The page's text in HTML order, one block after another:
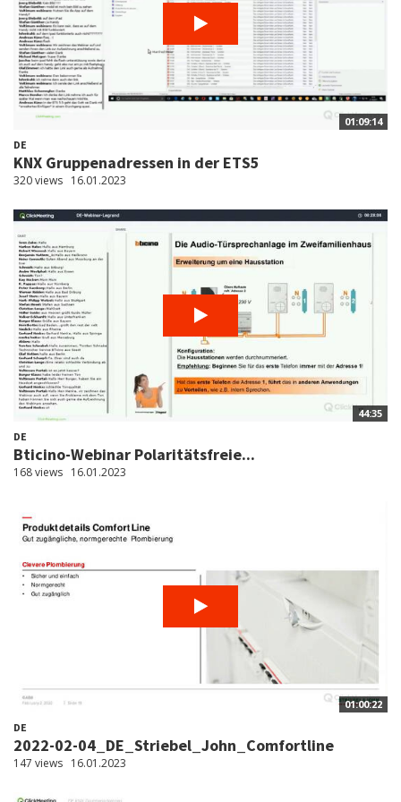
01:09:14
DE
KNX Gruppenadressen in der ETS5
320 views 16.01.2023
44:35
DE
Bticino-Webinar Polaritätsfreie...
168 views 16.01.2023
01:00:22
DE
2022-02-04_DE_Striebel_John_Comfortline
147 views 16.01.2023